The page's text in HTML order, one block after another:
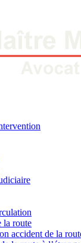
la route
accident de la